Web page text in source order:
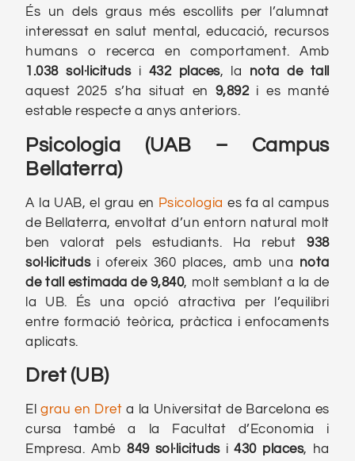
És un dels graus més escollits per l’alumnat
interessat en salut mental, educació, recursos
humans o recerca en comportament. Amb
1.038 sol·licitudsi 432 places, la nota de tall
aquest 2025 s’ha situat en 9,892i es manté
estable respecte a anys anteriors.
Psicologia (UAB – Campus
Bellaterra)
A la UAB, el grau en Psicologiaes fa al campus
de Bellaterra, envoltat d’un entorn natural molt
ben valorat pels estudiants. Ha rebut938
sol·licitudsi ofereix 360 places, amb una nota
de tall estimada de 9,840, molt semblant a la de
la UB. És una opció atractiva per l’equilibri
entre formació teòrica, pràctica i enfocaments
aplicats.
Dret (UB)
Elgrau en Dret a la Universitat de Barcelona es
cursa també a la Facultat d’Economia i
Empresa. Amb849 sol·licitudsi430 places, ha